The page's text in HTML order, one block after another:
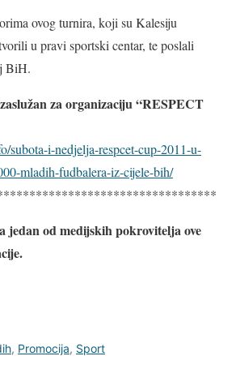
ovog turnira, koji su Kalesiju
u pravi sportski centar, te poslali
BiH.
za organizaciju “RESPECT
subota-i-nedjelja-respcet-cup-2011-u-
mladih-fudbalera-iz-cijele-bih/
jedan od medijskih pokrovitelja ove
, Promocija, Sport